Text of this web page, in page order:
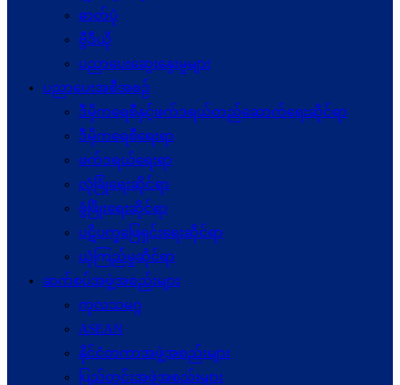
ဓာတ်ပုံ
ဗွီဒီယို
ပညာပေးဆွေးနွေးမှုများ
ပညာပေးအစီအစဉ်
ဒီမိုကရေစီနှင့်ဖက်ဒရယ်တည်ဆောက်ရေးဆိုင်ရာ
ဒီမိုကရေစီရေးရာ
ဖက်ဒရယ်ရေးရာ
လုံခြုံရေးဆိုင်ရာ
ဖွံဖြိုးရေးဆိုင်ရာ
ပဋိပက္ခ‌ဖြေရှင်းရေးဆိုင်ရာ
ယုံကြည်မှုဆိုင်ရာ
ဆက်စပ်အဖွဲ့အစည်းများ
ကုလသမဂ္ဂ
ASEAN
နိုင်ငံတကာအဖွဲ့အစည်းများ
ပြည်တွင်းအဖွဲ့အစည်းများ